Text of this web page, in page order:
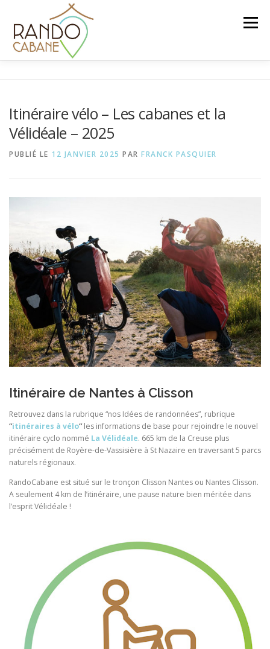
contenu
Menu
RÉSERVER UNE CABANE
Itinéraire vélo – Les cabanes et la
Vélidéale – 2025
PUBLIÉ LE 12 JANVIER 2025 PAR FRANCK PASQUIER
Itinéraire de Nantes à Clisson
Retrouvez dans la rubrique “nos Idées de randonnées”, rubrique
“itinéraires à vélo“les informations de base pour rejoindre le nouvel
itinéraire cyclo nommé La Vélidéale. 665 km de la Creuse plus
précisément de Royère-de-Vassisière à St Nazaire en traversant 5 parcs
naturels régionaux.
RandoCabane est situé sur le tronçon Clisson Nantes ou Nantes Clisson.
A seulement 4 km de l’itinéraire, une pause nature bien méritée dans
l’esprit Vélidéale !